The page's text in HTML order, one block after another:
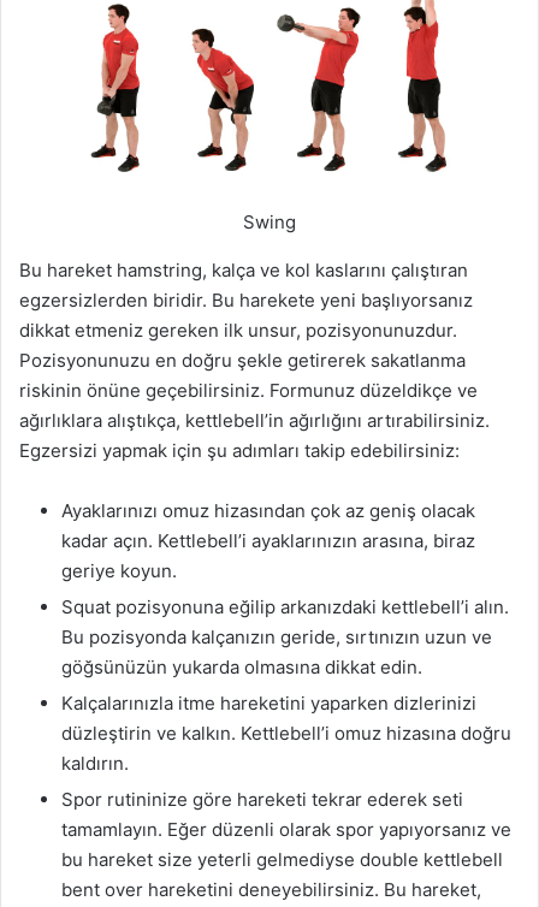
Swing
Bu hareket hamstring, kalça ve kol kaslarını çalıştıran
egzersizlerden biridir. Bu harekete yeni başlıyorsanız
dikkat etmeniz gereken ilk unsur, pozisyonunuzdur.
Pozisyonunuzu en doğru şekle getirerek sakatlanma
riskinin önüne geçebilirsiniz. Formunuz düzeldikçe ve
ağırlıklara alıştıkça, kettlebell’in ağırlığını artırabilirsiniz.
Egzersizi yapmak için şu adımları takip edebilirsiniz:
Ayaklarınızı omuz hizasından çok az geniş olacak
kadar açın. Kettlebell’i ayaklarınızın arasına, biraz
geriye koyun.
Squat pozisyonuna eğilip arkanızdaki kettlebell’i alın.
Bu pozisyonda kalçanızın geride, sırtınızın uzun ve
göğsünüzün yukarda olmasına dikkat edin.
Kalçalarınızla itme hareketini yaparken dizlerinizi
düzleştirin ve kalkın. Kettlebell’i omuz hizasına doğru
kaldırın.
Spor rutininize göre hareketi tekrar ederek seti
tamamlayın. Eğer düzenli olarak spor yapıyorsanız ve
bu hareket size yeterli gelmediyse double kettlebell
bent over hareketini deneyebilirsiniz. Bu hareket,